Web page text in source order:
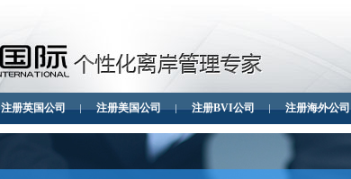
注册英国公司 注册美国公司 注册BVI公司 注册海外公司